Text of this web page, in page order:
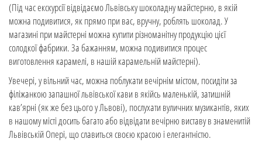
(Під час екскурсії відвідаємо Львівську шоколадну майстерню, в якій
можна подивитися, як прямо при вас, вручну, роблять шоколад. У
магазині при майстерні можна купити різноманітну продукцію цієї
солодкої фабрики. За бажанням, можна подивитися процес
виготовлення карамелі, в нашій карамельній майстерні).
Увечері, у вільний час, можна поблукати вечірнім містом, посидіти за
філіжанкою запашної львівської кави в якійсь маленькій, затишній
кав’ярні (як же без цього у Львові), послухати вуличних музикантів, яких
в нашому місті досить багато або відвідати вечірню виставу в знаменитій
Львівській Опері, що славиться своєю красою і елегантністю.